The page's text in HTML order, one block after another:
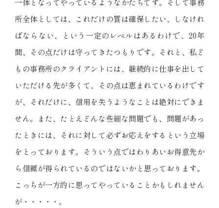
所全体としては、これだけの質は確保したい、しなけれ
ばならない、という一定のレベルはあるわけで、20年
間、その点だけは守ってきたつもりです。それと、私ど
もの事務所のクライアントには、継続的に仕事を出して
いただける先が多くて、その点は恵まれているわけです
が、それだけに、信用を失うようなことは絶対にできま
せん。また、たとえどんな些細な問題でも、問題があっ
たときには、それに対して必ずお応えをするという立場
をとっております。そういう点ではわりあいお得意先か
ら信頼が得られているのではないかと思っております。
こっちが一方的に思ってやっていることかもしれません
が・・・・・。